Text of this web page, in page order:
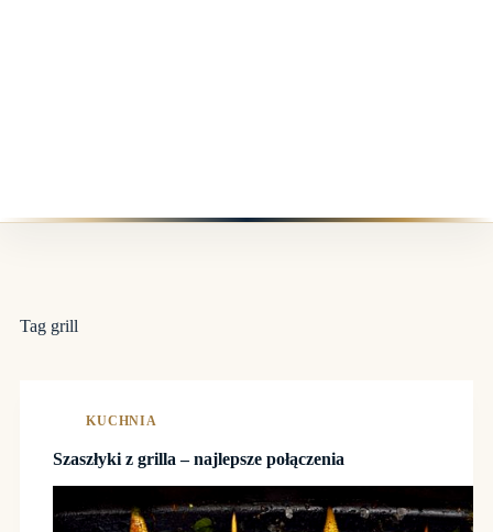
Tag grill
KUCHNIA
Szaszłyki z grilla – najlepsze połączenia